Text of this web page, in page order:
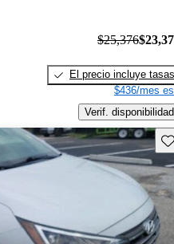
$25,376
El precio incluye tasas
$436/mes
Verif. disponibilidad